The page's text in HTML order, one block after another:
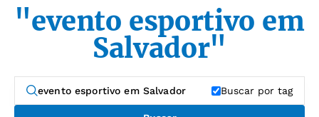
"evento esportivo em
Salvador"
Buscar por tag